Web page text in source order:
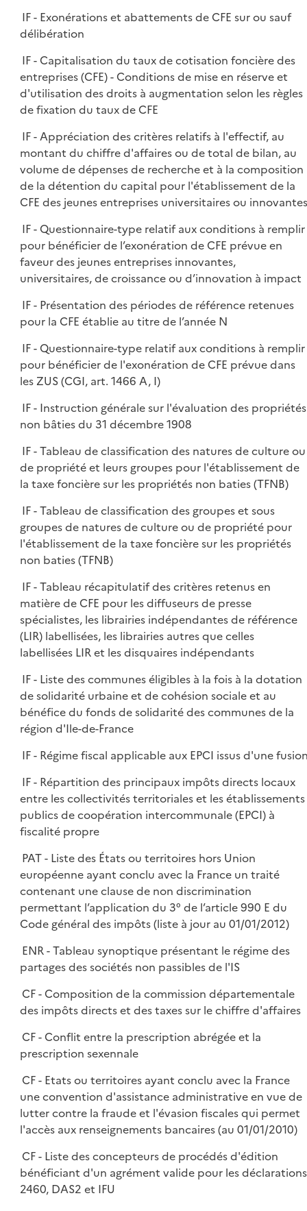
IF - Exonérations et abattements de CFE sur ou sauf
délibération
IF - Capitalisation du taux de cotisation foncière des
entreprises (CFE) - Conditions de mise en réserve et
d'utilisation des droits à augmentation selon les règles
de fixation du taux de CFE
IF - Appréciation des critères relatifs à l'effectif, au
montant du chiffre d'affaires ou de total de bilan, au
volume de dépenses de recherche et à la composition
de la détention du capital pour l'établissement de la
CFE des jeunes entreprises universitaires ou innovantes
IF - Questionnaire-type relatif aux conditions à remplir
pour bénéficier de l’exonération de CFE prévue en
faveur des jeunes entreprises innovantes,
universitaires, de croissance ou d’innovation à impact
IF - Présentation des périodes de référence retenues
pour la CFE établie au titre de l’année N
IF - Questionnaire-type relatif aux conditions à remplir
pour bénéficier de l'exonération de CFE prévue dans
les ZUS (CGI, art. 1466 A, I)
IF - Instruction générale sur l'évaluation des propriétés
non bâties du 31 décembre 1908
IF - Tableau de classification des natures de culture ou
de propriété et leurs groupes pour l'établissement de
la taxe foncière sur les propriétés non baties (TFNB)
IF - Tableau de classification des groupes et sous
groupes de natures de culture ou de propriété pour
l'établissement de la taxe foncière sur les propriétés
non baties (TFNB)
IF - Tableau récapitulatif des critères retenus en
matière de CFE pour les diffuseurs de presse
spécialistes, les librairies indépendantes de référence
(LIR) labellisées, les librairies autres que celles
labellisées LIR et les disquaires indépendants
IF - Liste des communes éligibles à la fois à la dotation
de solidarité urbaine et de cohésion sociale et au
bénéfice du fonds de solidarité des communes de la
région d'Ile-de-France
IF - Régime fiscal applicable aux EPCI issus d'une
IF - Répartition des principaux impôts directs locaux
entre les collectivités territoriales et les établissements
publics de coopération intercommunale (EPCI) à
fiscalité propre
PAT - Liste des États ou territoires hors Union
européenne ayant conclu avec la France un traité
contenant une clause de non discrimination
permettant l’application du 3° de l’article 990 E du
Code général des impôts (liste à jour au 01/01/2012)
ENR - Tableau synoptique présentant le régime des
partages des sociétés non passibles de l'IS
CF - Composition de la commission départementale
des impôts directs et des taxes sur le chiffre d'affaires
CF - Conflit entre la prescription abrégée et la
prescription sexennale
CF - Etats ou territoires ayant conclu avec la France
une convention d'assistance administrative en vue de
lutter contre la fraude et l'évasion fiscales qui permet
l'accès aux renseignements bancaires (au 01/01/2010)
CF - Liste des concepteurs de procédés d'édition
bénéficiant d'un agrément valide pour les déclarations
2460, DAS2 et IFU